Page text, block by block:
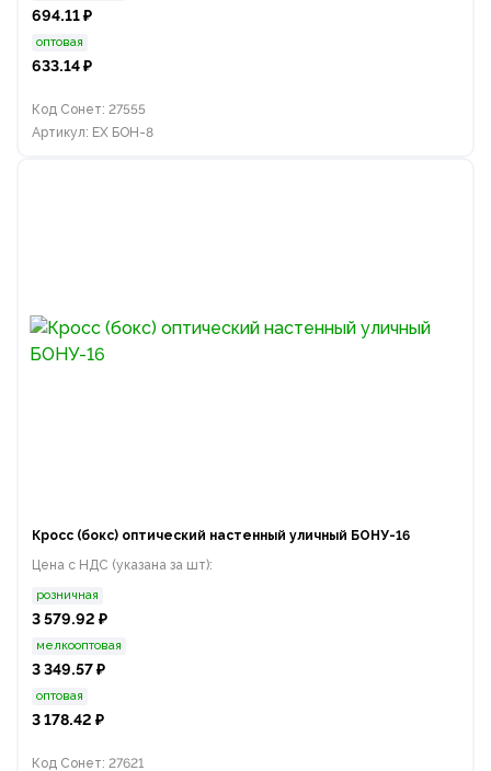
694.11 ₽
оптовая
633.14 ₽
Код Сонет: 27555
Артикул: EX БОН-8
Кросс (бокс) оптический настенный уличный БОНУ-16
Цена с НДС (указана за шт):
розничная
3 579.92 ₽
мелкооптовая
3 349.57 ₽
оптовая
3 178.42 ₽
Код Сонет: 27621